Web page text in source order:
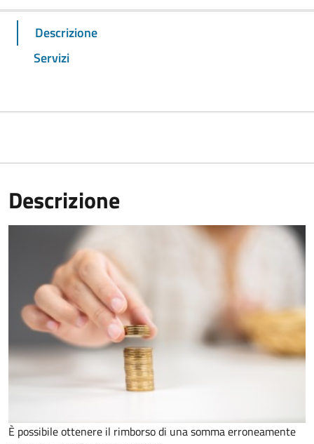
Descrizione
Servizi
Descrizione
È possibile ottenere il rimborso di una somma erroneamente